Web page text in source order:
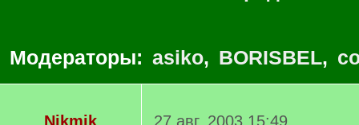
Модераторы: asiko, BORISBEL,
Nikmik
27 авг. 2003 15:49